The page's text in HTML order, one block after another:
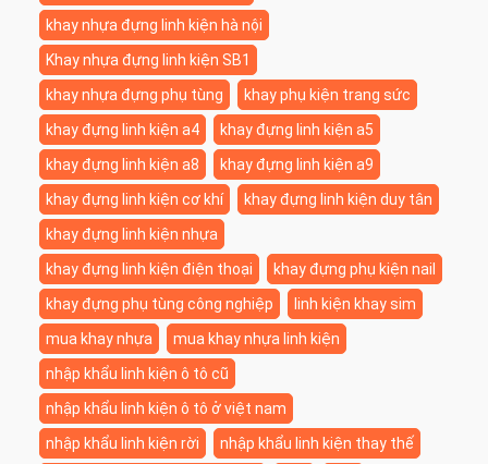
khay nhựa đựng linh kiện hà nội
Khay nhựa đựng linh kiện SB1
khay nhựa đựng phụ tùng
khay phụ kiện trang sức
khay đựng linh kiện a4
khay đựng linh kiện a5
khay đựng linh kiện a8
khay đựng linh kiện a9
khay đựng linh kiện cơ khí
khay đựng linh kiện duy tân
khay đựng linh kiện nhựa
khay đựng linh kiện điện thoại
khay đựng phụ kiện nail
khay đựng phụ tùng công nghiệp
linh kiện khay sim
mua khay nhựa
mua khay nhựa linh kiện
nhập khẩu linh kiện ô tô cũ
nhập khẩu linh kiện ô tô ở việt nam
nhập khẩu linh kiện rời
nhập khẩu linh kiện thay thế